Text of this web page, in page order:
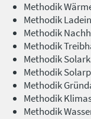
Methodik
Methodik
Methodik
Methodik
Methodik
Methodik
Methodik
Methodik
Methodik